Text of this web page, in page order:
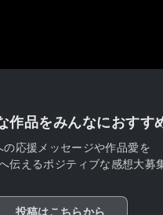
作品をみんなにおすす
の応援メッセージや作品愛を
伝えるポジティブな感想大募
投稿はこちらから